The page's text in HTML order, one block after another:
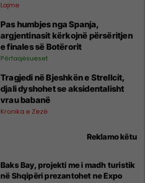
Lajme
Pas humbjes nga Spanja,
argjentinasit kërkojnë përsëritjen
e finales së Botërorit
Përfaqësueset
Tragjedi në Bjeshkën e Strellcit,
djali dyshohet se aksidentalisht
vrau babanë
Kronika e Zezë
Reklamo këtu
Baks Bay, projekti me i madh turistik
në Shqipëri prezantohet ne Expo